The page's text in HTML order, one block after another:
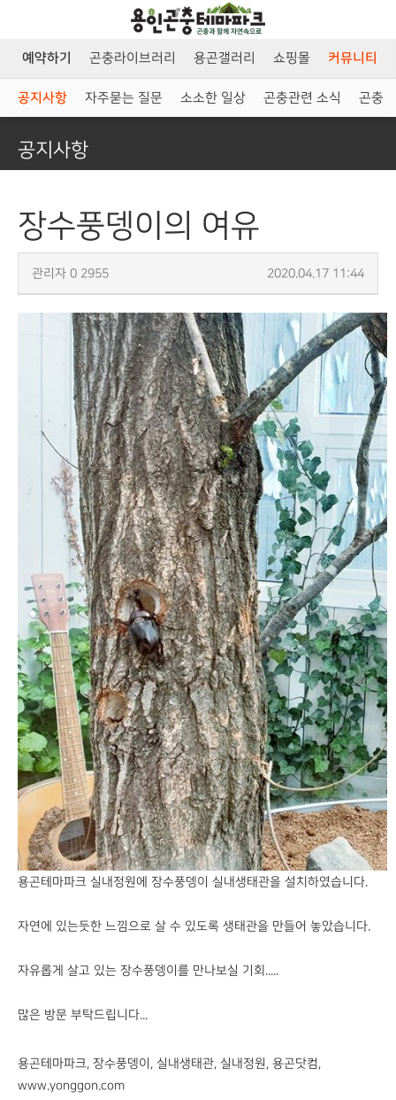
예약하기 곤충라이브러리 용곤갤러리 쇼핑몰 커뮤니티
공지사항 자주묻는 질문 소소한 일상 곤충관련 소식 곤충
공지사항
장수풍뎅이의 여유
관리자 0 2955 2020.04.17 11:44
용곤테마파크 실내정원에 장수풍뎅이 실내생태관을 설치하였습니다.
자연에 있는듯한 느낌으로 살 수 있도록 생태관을 만들어 놓았습니다.
자유롭게 살고 있는 장수풍뎅이를 만나보실 기회.....
많은 방문 부탁드립니다...
용곤테마파크, 장수풍뎅이 , 실내생태관, 실내정원 , 용곤닷컴 ,
www.yonggon.com